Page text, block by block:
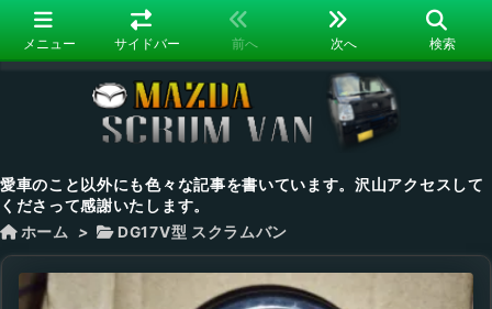
メニュー サイドバー 前へ 次へ 検索
愛車のこと以外にも色々な記事を書いています。沢山アクセスして
くださって感謝いたします。
ホーム > DG17V型 スクラムバン